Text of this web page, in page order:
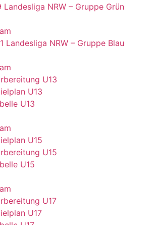
Landesliga NRW – Gruppe Grün
Landesliga NRW – Gruppe Blau
U13
U13
U13
U15
U15
U15
U17
U17